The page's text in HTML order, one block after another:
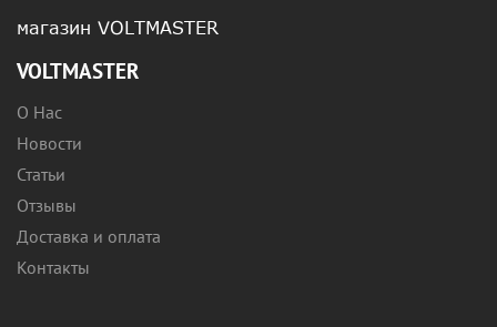
магазин VOLTMASTER
VOLTMASTER
О Нас
Новости
Статьи
Отзывы
Доставка и оплата
Контакты